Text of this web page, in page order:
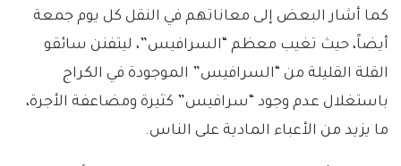
كما أشار البعض إلى معاناتهم في النقل كل يوم جمعة
أيضاً، حيث تغيب معظم “السرافيس”، ليتفنن سائقو
القلة القليلة من “السرافيس” الموجودة في الكراج
باستغلال عدم وجود “سرافيس” كثيرة ومضاعفة الأجرة،
ما يزيد من الأعباء المادية على الناس.